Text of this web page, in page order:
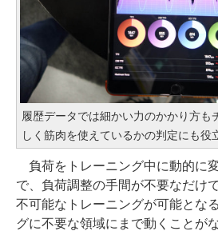
履歴データでは細かい力のかかり方も
しく筋肉を使えているかの判定にも役
負荷をトレーニング中に動的に
で、負荷調整の手間が不要なだけ
不可能なトレーニングが可能とな
グに不要な領域にまで動くことが